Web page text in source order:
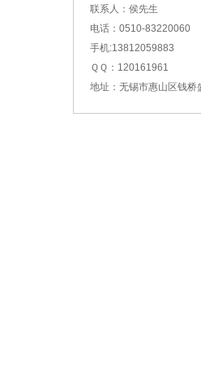
联系人：侯先生
电话：0510-83220060
手机:13812059883
ＱＱ：120161961
地址：无锡市惠山区钱桥